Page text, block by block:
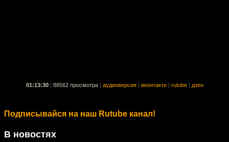
01:13:30 88562 просмотра аудиоверсия вконтакте rutube дзен
Подписывайся на наш Rutube канал!
В новостях